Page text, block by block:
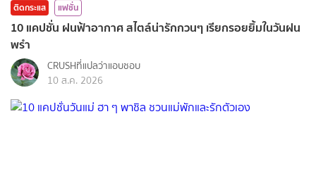
ติดกระแส แฟชั่น
10 แคปชั่น ฝนฟ้าอากาศ สไตล์น่ารักกวนๆ เรียกรอยยิ้มในวันฝน
พรำ
CRUSHที่แปลว่าแอบชอบ
10 ส.ค. 2026